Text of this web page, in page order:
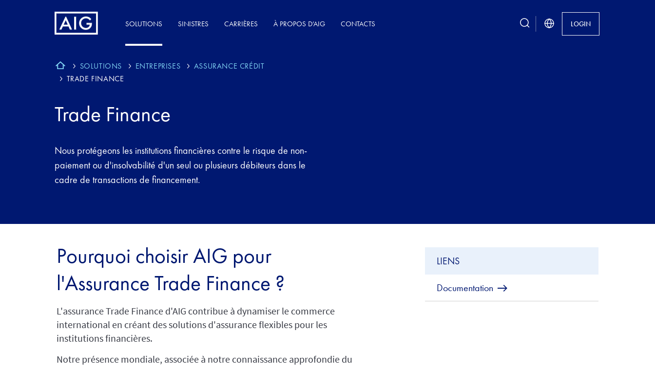
SOLUTIONS SINISTRES CARRIÈRES À PROPOS D’AIG CONTACTS search LOGIN
SOLUTIONS ENTREPRISES
ASSURANCE CRÉDIT
TRADE FINANCE
Trade Finance
Nous protégeons les institutions financières contre le risque de non-
paiement ou d'insolvabilité d'un seul ou plusieurs débiteurs dans le
cadre de transactions de financement.
Pourquoi choisir AIG pour
l'Assurance Trade Finance ?
L'assurance Trade Finance d'AIG contribue à dynamiser le commerce
international en créant des solutions d'assurance flexibles pour les
institutions financières.
Notre présence mondiale, associée à notre connaissance approfondie du
LIENS
Documentation